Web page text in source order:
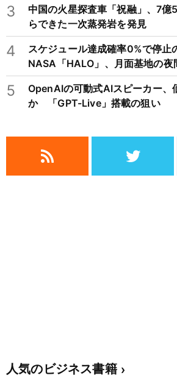
3
中国の火星探査車「祝融」、7
らできた一次蒸発岩を発見
4
スケジュール達成確率0%で停止
NASA「HALO」、月面基地の夜
5
OpenAIの可動式AIスピーカー、
か 「GPT-Live」搭載の狙い
人気のビジネス書籍